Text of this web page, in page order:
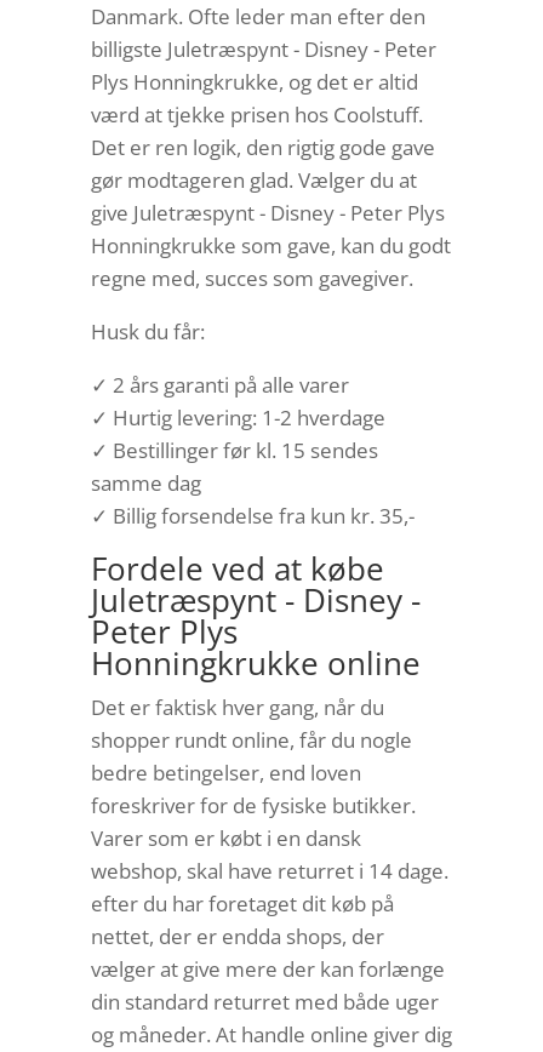
Danmark. Ofte leder man efter den
billigste Juletræspynt - Disney - Peter
Plys Honningkrukke, og det er altid
værd at tjekke prisen hos Coolstuff.
Det er ren logik, den rigtig gode gave
gør modtageren glad. Vælger du at
give Juletræspynt - Disney - Peter Plys
Honningkrukke som gave, kan du godt
regne med, succes som gavegiver.
Husk du får:
✓ 2 års garanti på alle varer
✓ Hurtig levering: 1-2 hverdage
✓ Bestillinger før kl. 15 sendes
samme dag
✓ Billig forsendelse fra kun kr. 35,-
Fordele ved at købe
Juletræspynt - Disney -
Peter Plys
Honningkrukke online
Det er faktisk hver gang, når du
shopper rundt online, får du nogle
bedre betingelser, end loven
foreskriver for de fysiske butikker.
Varer som er købt i en dansk
webshop, skal have returret i 14 dage.
efter du har foretaget dit køb på
nettet, der er endda shops, der
vælger at give mere der kan forlænge
din standard returret med både uger
og måneder. At handle online giver dig